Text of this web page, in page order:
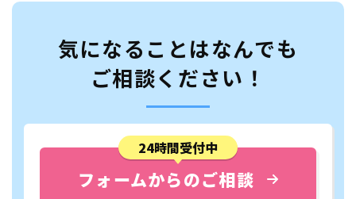
気になることはなんでも
ご相談ください！
24時間受付中
フォームからのご相談